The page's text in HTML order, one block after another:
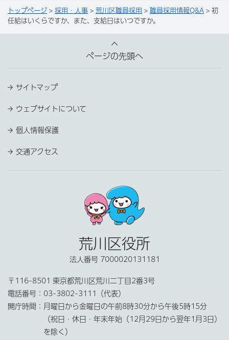
トップページ > 採用・人事 > 荒川区職員採用 > 職員採用情報Q&A > 初
任給はいくらですか、また、支給日はいつですか。
ページの先頭へ
サイトマップ
ウェブサイトについて
個人情報保護
交通アクセス
荒川区役所
法人番号 7000020131181
〒116-8501 東京都荒川区荒川二丁目2番3号
電話番号： 03-3802-3111（代表）
開庁時間： 月曜日から金曜日の午前8時30分から午後5時15分
（祝日・休日・年末年始（12月29日から翌年1月3日）
を除く）